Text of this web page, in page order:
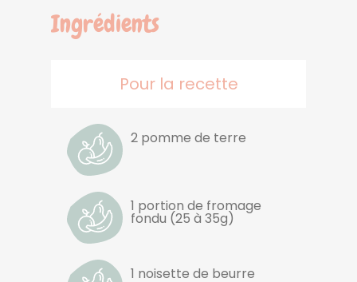
Ingrédients
Pour la recette
2 pomme de terre
1 portion de fromage
fondu (25 à 35g)
1 noisette de beurre